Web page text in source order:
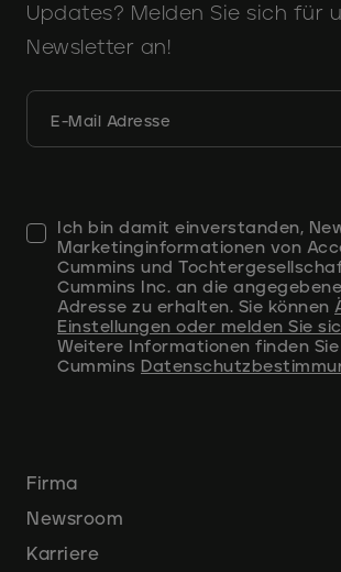
Updates? Melden Sie sich für
Newsletter an!
E-Mail Adresse
Ich bin damit einverstanden,
Marketinginformationen von
Cummins und
Cummins Inc. an die
Adresse zu erhalten. Sie können
Einstellungen oder melden Sie
Weitere Informationen finden
Cummins
Firma
Newsroom
Karriere